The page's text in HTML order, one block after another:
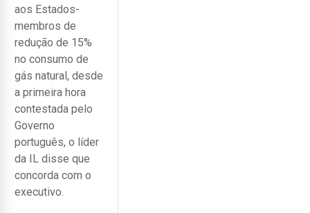
aos Estados-
membros de
redução de 15%
no consumo de
gás natural, desde
a primeira hora
contestada pelo
Governo
português, o líder
da IL disse que
concorda com o
executivo.